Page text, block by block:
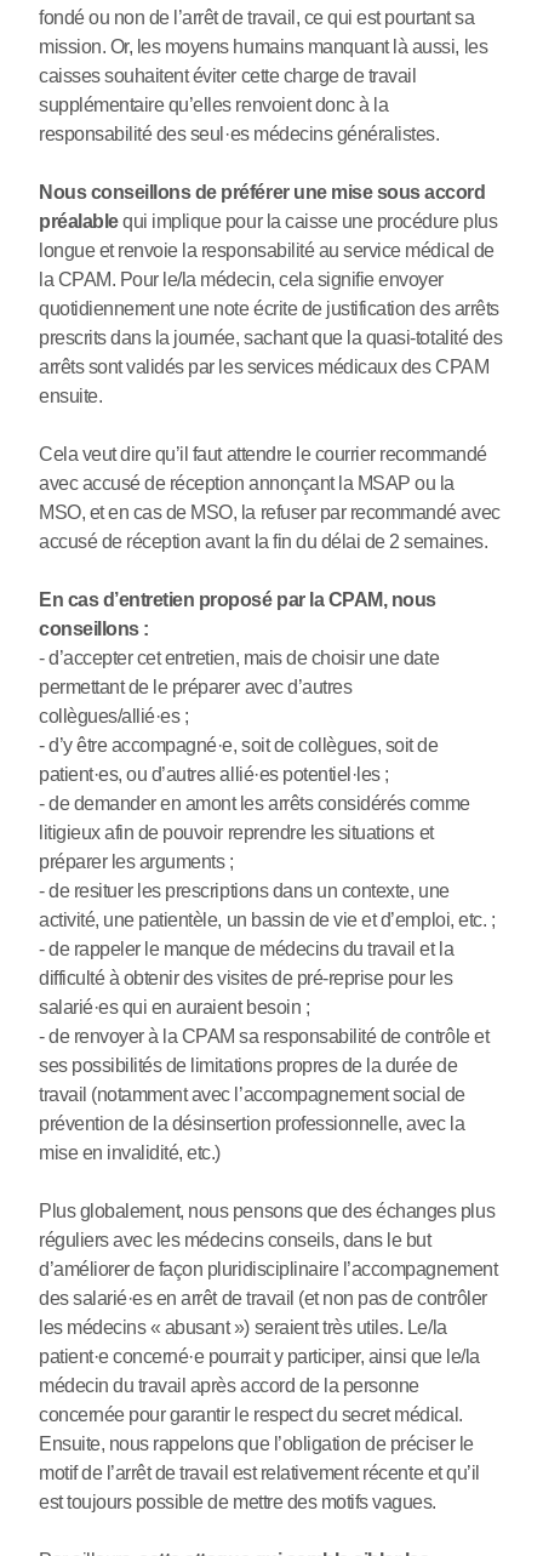
fondé ou non de l’arrêt de travail, ce qui est pourtant sa
mission. Or, les moyens humains manquant là aussi, les
caisses souhaitent éviter cette charge de travail
supplémentaire qu’elles renvoient donc à la
responsabilité des seul ·es médecins généralistes.
Nous conseillons de préférer une mise sous accord
préalablequi implique pour la caisse une procédure plus
longue et renvoie la responsabilité au service médical de
la CPAM. Pour le/la médecin, cela signifie envoyer
quotidiennement une note écrite de justification des arrêts
prescrits dans la journée, sachant que la quasi-totalité des
arrêts sont validés par les services médicaux des CPAM
ensuite.
Cela veut dire qu’il faut attendre le courrier recommandé
avec accusé de réception annonçant la MSAP ou la
MSO, et en cas de MSO, la refuser par recommandé avec
accusé de réception avant la fin du délai de 2 semaines.
En cas d’entretien proposé par la CPAM, nous
conseillons :
- d’accepter cet entretien, mais de choisir une date
permettant de le préparer avec d’autres
collègues/allié·es ;
- d’y être accompagné·e, soit de collègues, soit de
patient·es, ou d’autres allié·es potentiel · les ;
- de demander en amont les arrêts considérés comme
litigieux afin de pouvoir reprendre les situations et
préparer les arguments ;
- de resituer les prescriptions dans un contexte, une
activité, une patientèle, un bassin de vie et d’emploi, etc. ;
- de rappeler le manque de médecins du travail et la
difficulté à obtenir des visites de pré-reprise pour les
salarié·es qui en auraient besoin ;
- de renvoyer à la CPAM sa responsabilité de contrôle et
ses possibilités de limitations propres de la durée de
travail (notamment avec l’accompagnement social de
prévention de la désinsertion professionnelle, avec la
mise en invalidité, etc.)
Plus globalement, nous pensons que des échanges plus
réguliers avec les médecins conseils, dans le but
d’améliorer de façon pluridisciplinaire l’accompagnement
des salarié·es en arrêt de travail (et non pas de contrôler
les médecins « abusant ») seraient très utiles. Le/la
patient·e concerné·e pourrait y participer, ainsi que le/la
médecin du travail après accord de la personne
concernée pour garantir le respect du secret médical.
Ensuite, nous rappelons que l’obligation de préciser le
motif de l’arrêt de travail est relativement récente et qu’il
est toujours possible de mettre des motifs vagues.